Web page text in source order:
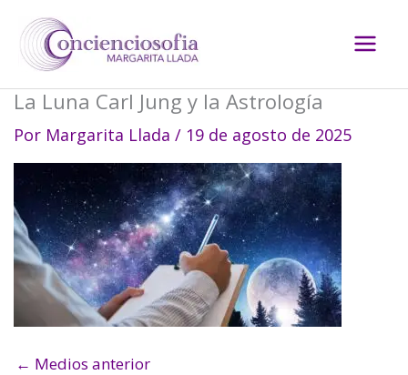
contenido
La Luna Carl Jung y la Astrología
Por Margarita Llada / 19 de agosto de 2025
← Medios anterior